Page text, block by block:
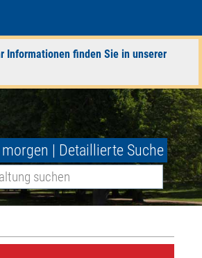
Informationen finden Sie in unserer
morgen | Detaillierte Suche